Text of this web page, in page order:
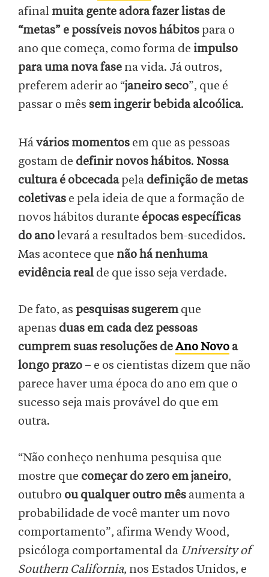
afinal muita gente adora fazer listas de
“metas” e possíveis novos hábitos para o
ano que começa, como forma de impulso
para uma nova fase na vida. Já outros,
preferem aderir ao “janeiro seco”, que é
passar o mês sem ingerir bebida alcoólica.
Hávários momentos em que as pessoas
gostam de definir novos hábitos. Nossa
cultura é obcecadapela definição de metas
coletivas e pela ideia de que a formação de
novos hábitos durante épocas específicas
do anolevará a resultados bem-sucedidos.
Mas acontece que não há nenhuma
evidência real de que isso seja verdade.
De fato, as pesquisas sugeremque
apenas duas em cada dez pessoas
cumprem suas resoluções deAno Novo a
longo prazo – e os cientistas dizem que não
parece haver uma época do ano em que o
sucesso seja mais provável do que em
outra.
“Não conheço nenhuma pesquisa que
mostre que começar do zero em janeiro,
outubro ou qualquer outro mês aumenta a
probabilidade de você manter um novo
comportamento”, afirma Wendy Wood,
psicóloga comportamental da University of
Southern California, nos Estados Unidos, e